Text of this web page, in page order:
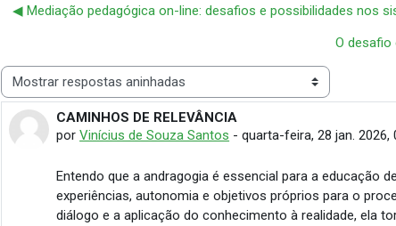
◀︎ Mediação pedagógica on-line: desafios e possibilidades nos
O desafio
Modo de visualização
CAMINHOS DE RELEVÂNCIA
porVinícius de Souza Santos -quarta-feira, 28 jan. 2026,
Número de respostas: 0
Entendo que a andragogia é essencial para a educação
experiências, autonomia e objetivos próprios para o
diálogo e a aplicação do conhecimento à realidade, ela